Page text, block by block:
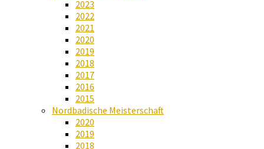
2023
2022
2021
2020
2019
2018
2017
2016
2015
Nordbadische Meisterschaft
2020
2019
2018